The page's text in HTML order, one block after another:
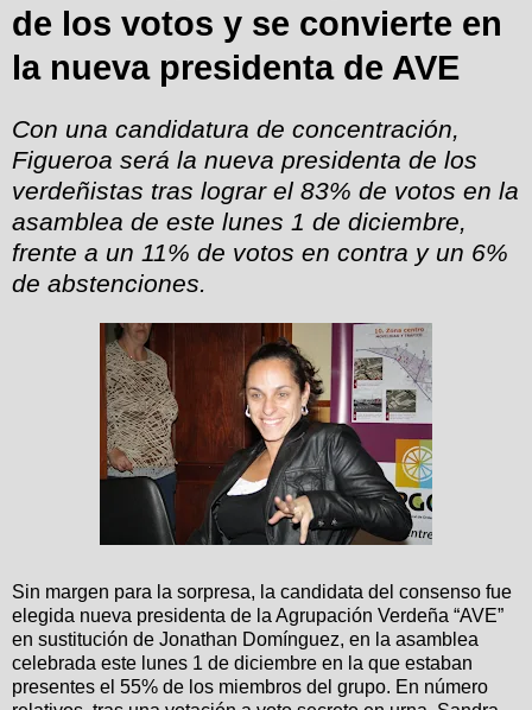
de los votos y se convierte en
la nueva presidenta de AVE
Con una candidatura de concentración,
Figueroa será la nueva presidenta de los
verdeñistas tras lograr el 83% de votos en la
asamblea de este lunes 1 de diciembre,
frente a un 11% de votos en contra y un 6%
de abstenciones.
Sin margen para la sorpresa, la candidata del consenso fue
elegida nueva presidenta de la Agrupación Verdeña “AVE”
en sustitución de Jonathan Domínguez, en la asamblea
celebrada este lunes 1 de diciembre en la que estaban
presentes el 55% de los miembros del grupo. En número